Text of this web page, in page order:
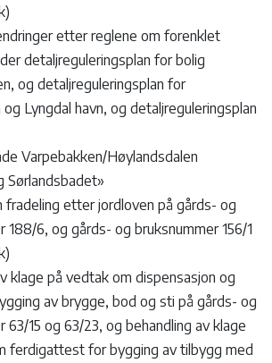
etter reglene om forenklet
detaljreguleringsplan for bolig
og detaljreguleringsplan for
Lyngdal havn, og detaljreguleringsplan
Varpebakken/Høylandsdalen
Sørlandsbadet»
fradeling etter jordloven på gårds- og
188/6, og gårds- og bruksnummer 156/1
klage på vedtak om dispensasjon og
av brygge, bod og sti på gårds- og
63/15 og 63/23, og behandling av klage
ferdigattest for bygging av tilbygg med